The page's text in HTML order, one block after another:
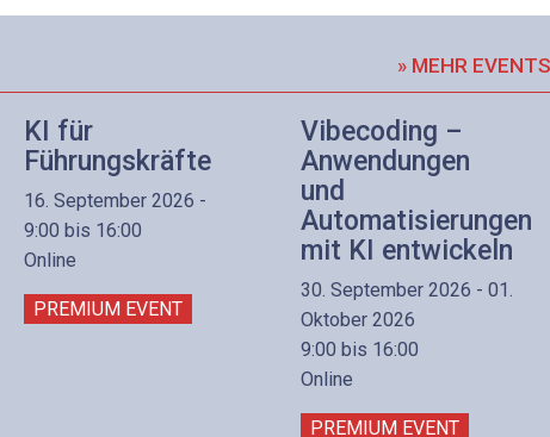
» MEHR EVENTS
KI für
Führungskräfte
16. September 2026 -
9:00 bis 16:00
Online
PREMIUM EVENT
Vibecoding –
Anwendungen
und
Automatisierungen
mit KI entwickeln
30. September 2026 - 01.
Oktober 2026
9:00 bis 16:00
Online
PREMIUM EVENT